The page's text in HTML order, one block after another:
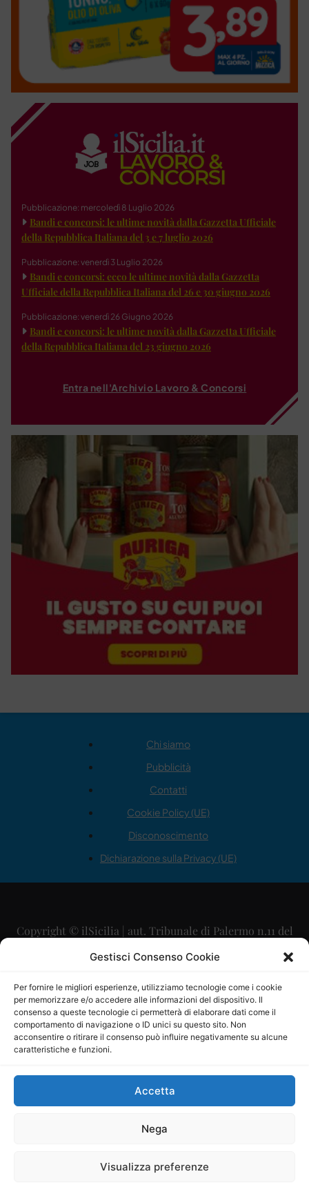
Gestisci Consenso Cookie
Per fornire le migliori esperienze, utilizziamo tecnologie come i cookie
per memorizzare e/o accedere alle informazioni del dispositivo. Il
consenso a queste tecnologie ci permetterà di elaborare dati come il
comportamento di navigazione o ID unici su questo sito. Non
acconsentire o ritirare il consenso può influire negativamente su alcune
caratteristiche e funzioni.
Accetta
Nega
Visualizza preferenze
Pubblicazione: mercoledì 8 Luglio 2026
Bandi e concorsi: le ultime novità dalla Gazzetta Ufficiale
della Repubblica Italiana del 3 e 7 luglio 2026
Pubblicazione: venerdì 3 Luglio 2026
Bandi e concorsi: ecco le ultime novità dalla Gazzetta
Ufficiale della Repubblica Italiana del 26 e 30 giugno 2026
Pubblicazione: venerdì 26 Giugno 2026
Bandi e concorsi: le ultime novità dalla Gazzetta Ufficiale
della Repubblica Italiana del 23 giugno 2026
Entra nell'Archivio Lavoro & Concorsi
Chi siamo
Pubblicità
Contatti
Cookie Policy (UE)
Disconoscimento
Dichiarazione sulla Privacy (UE)
Copyright © ilSicilia | aut. Tribunale di Palermo n.11 del
29/09/2015
Direttore Editoriale: Maurizio Scaglione
Direttore Responsabile: Maria Calabrese
P.IVA: 06334930820
Mercurio Comunicazione Società Cooperativa a r.l. è
iscritta al Registro degli Operatori di Comunicazione al
Sito gestito daLa Digitale srl–info@ladigitale.it